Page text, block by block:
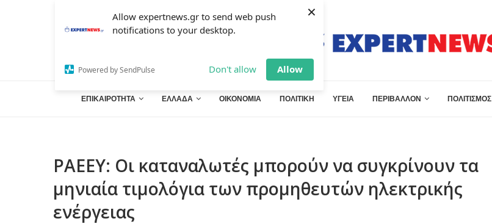
Allow expertnews.gr to send web push
notifications to your desktop.
Powered by SendPulse Don't allow Allow
×
ΕΠΙΚΑΙΡΟΤΗΤΑ ΕΛΛΑΔΑ ΟΙΚΟΝΟΜΙΑ ΠΟΛΙΤΙΚΗ ΥΓΕΙΑ ΠΕΡΙΒΑΛΛΟΝ ΠΟΛΙΤΙΣΜΟΣ
ΡΑΕΕΥ: Οι καταναλωτές μπορούν να συγκρίνουν τα
μηνιαία τιμολόγια των προμηθευτών ηλεκτρικής
ενέργειας